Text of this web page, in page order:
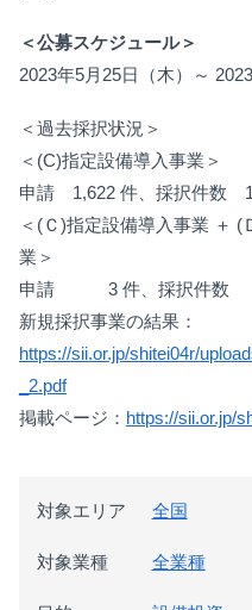
＜公募スケジュール＞
2023年5月25日（木）～
＜過去採択状況＞
＜(C)指定設備導入事業＞
申請 1,622 件、採択件数
＜(Ｃ)指定設備導入事業 ＋
業＞
申請 3 件、採択件数
新規採択事業の結果：
https://sii.or.jp/shitei04r/
_2.pdf
掲載ページ： https://sii.or.jp/
対象エリア 全国
対象業種 全業種